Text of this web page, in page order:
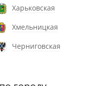
Харьковская
Хмельницкая
Черниговская